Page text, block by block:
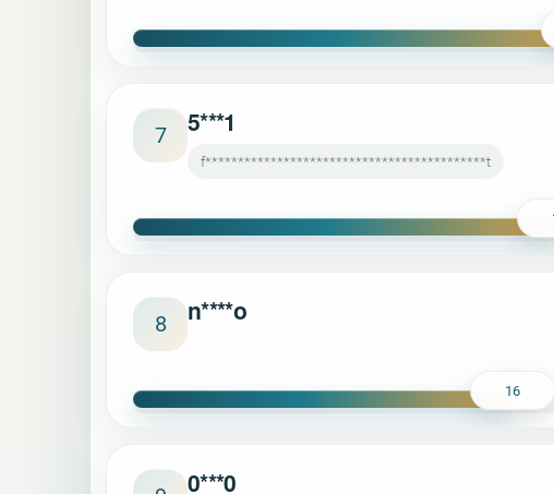
7 5***1
f*******************************************t
8 n****o
16
0***0